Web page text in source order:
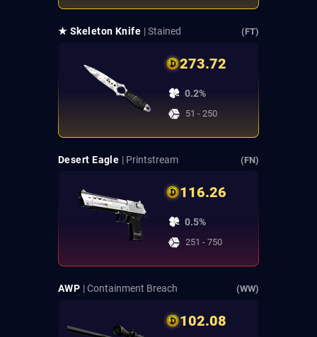
★ Skeleton Knife | Stained (FT)
273.72
0.2%
51 - 250
Desert Eagle | Printstream (FN)
116.26
0.5%
251 - 750
AWP | Containment Breach (WW)
102.08